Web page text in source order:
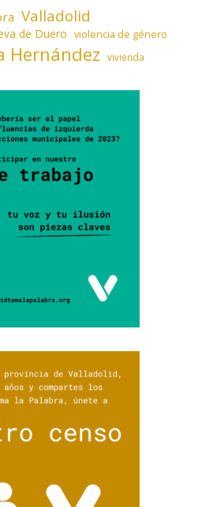
Valladolid
de Duero violencia de género
Hernández vivienda